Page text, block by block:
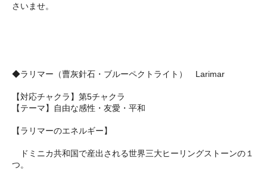
さいませ。
◆ラリマー（曹灰針石・ブルーペクトライト） Larimar
【対応チャクラ】第5チャクラ
【テーマ】自由な感性・友愛・平和
【ラリマーのエネルギー】
ドミニカ共和国で産出される世界三大ヒーリングストーンの１
つ。